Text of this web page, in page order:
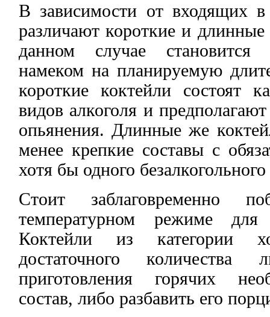
В зависимости от входящих в
различают короткие и
данном случае становится
намеком на планируемую
короткие коктейли состоят
видов алкоголя и
опьянения. Длинные же
менее крепкие составы с
хотя бы одного
Стоит заблаговременно
температурном режиме
Коктейли из категории
достаточного
приготовления горячих
состав, либо разбавить его